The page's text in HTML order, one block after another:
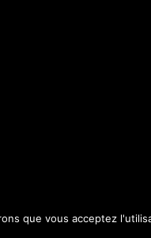
que vous acceptez